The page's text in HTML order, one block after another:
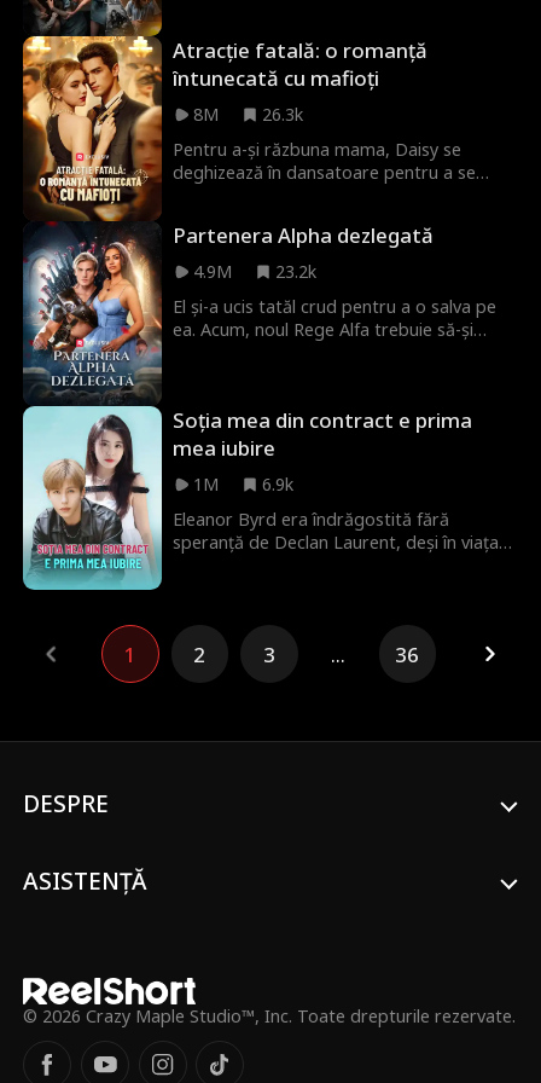
și dură împotriva ei... pentru că l-a
înjunghiat.
Atracție fatală: o romanță
întunecată cu mafioți
8M
26.3k
Pentru a-și răzbuna mama, Daisy se
deghizează în dansatoare pentru a se
se simte irezistibil atras de farmecul ei
mortal. Va reuși Daisy să plece
nevătămată sau va fi prinsă în pasiune cu
Hogan?
Partenera Alpha dezlegată
4.9M
23.2k
El și-a ucis tatăl crud pentru a o salva pe
ea. Acum, noul Rege Alfa trebuie să-și
el este plecat la luptă, ea este descoperită
de Falsa Luna și torturată brutal. Va putea
pentru întoarcerea Regelui Alfa și
răzbunarea sa?
Soția mea din contract e prima
mea iubire
1M
6.9k
Eleanor Byrd era îndrăgostită fără
speranță de Declan Laurent, deși în viața
Eleanor, deoarece nu putea să se
căsătorească cu iubita lui, Claire Byrd.
Înțelegând greșit dragostea lui Eleanor,
prima lui iubire.
1 2 3 ... 36
DESPRE
ASISTENȚĂ
© 2026 Crazy Maple Studio™, Inc. Toate drepturile rezervate.